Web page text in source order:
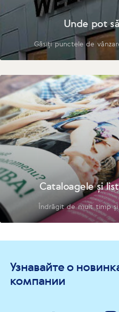
Unde pot
Găsiți punctele de
Cataloagele și
Îndrăgit de mult timp
Узнавайте о
компании